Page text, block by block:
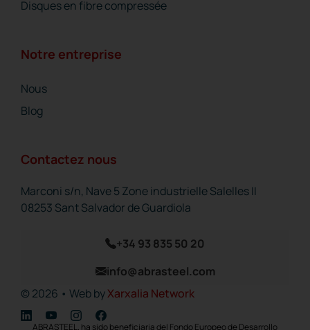
Disques en fibre compressée
Notre entreprise
Nous
Blog
Contactez nous
Marconi s/n, Nave 5 Zone industrielle Salelles II
08253 Sant Salvador de Guardiola
+34 93 835 50 20
info@abrasteel.com
© 2026 • Web byXarxalia Network
ABRASTEEL. ha sido beneficiaria del Fondo Europeo de Desarrollo